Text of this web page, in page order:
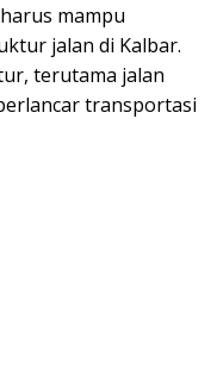
mampu
jalan di Kalbar.
terutama jalan
transportasi